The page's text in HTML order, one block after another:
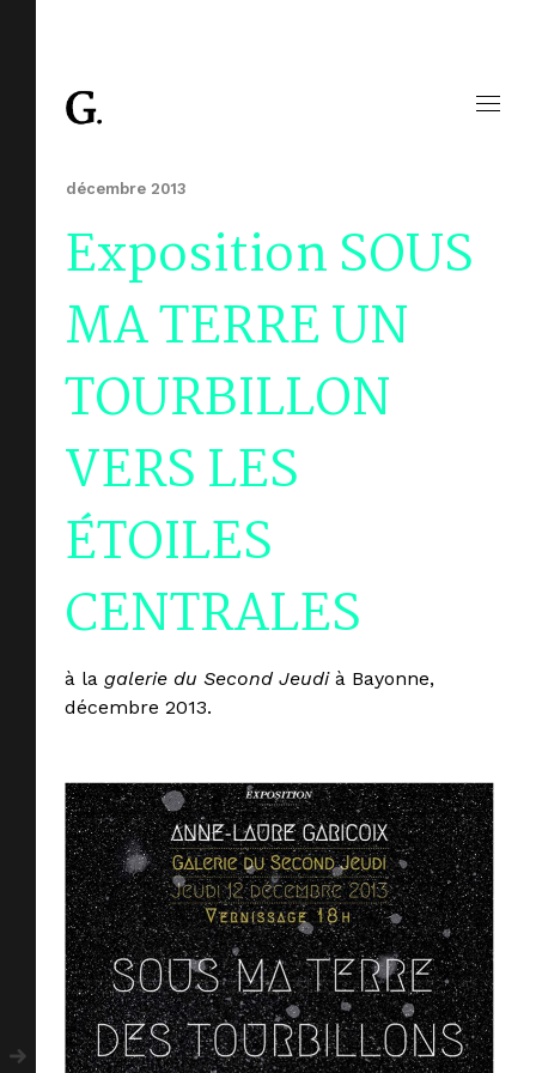
décembre 2013
Exposition SOUS
MA TERRE UN
TOURBILLON
VERS LES
ÉTOILES
CENTRALES
à la galerie du Second Jeudià Bayonne,
décembre 2013.